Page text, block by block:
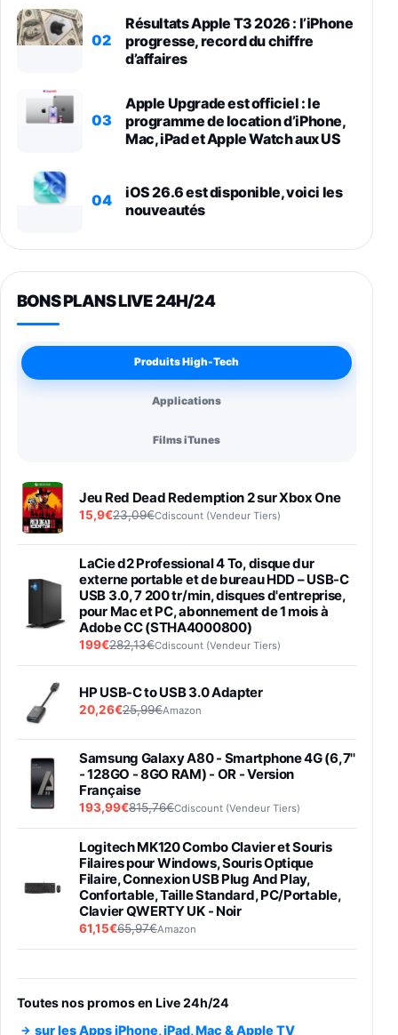
02
Résultats Apple T3 2026 : l’iPhone
progresse, record du chiffre
d’affaires
03
Apple Upgrade est officiel : le
programme de location d’iPhone,
Mac, iPad et Apple Watch aux US
04
iOS 26.6 est disponible, voici les
nouveautés
BONS PLANS LIVE 24H/24
Produits High-Tech
Applications
Films iTunes
Jeu Red Dead Redemption 2 sur Xbox One
15,9€23,09€Cdiscount (Vendeur Tiers)
LaCie d2 Professional 4 To, disque dur
externe portable et de bureau HDD – USB-C
USB 3.0, 7 200 tr/min, disques d'entreprise,
pour Mac et PC, abonnement de 1 mois à
Adobe CC (STHA4000800)
199€282,13€Cdiscount (Vendeur Tiers)
HP USB-C to USB 3.0 Adapter
20,26€25,99€Amazon
Samsung Galaxy A80 - Smartphone 4G (6,7''
- 128GO - 8GO RAM) - OR - Version
Française
193,99€815,76€Cdiscount (Vendeur Tiers)
Logitech MK120 Combo Clavier et Souris
Filaires pour Windows, Souris Optique
Filaire, Connexion USB Plug And Play,
Confortable, Taille Standard, PC/Portable,
Clavier QWERTY UK - Noir
61,15€65,97€Amazon
entraénement direct 3 vitesses (33-45-78
trs/min) avec pre-ampli intégré et port USB
Toutes nos promos en Live 24h/24
sur les Apps iPhone, iPad, Mac & Apple TV